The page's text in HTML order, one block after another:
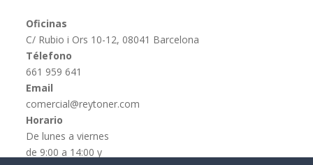
Oficinas
C/ Rubio i Ors 10-12, 08041 Barcelona
Télefono
661 959 641
Email
comercial@reytoner.com
Horario
De lunes a viernes
de 9:00 a 14:00 y